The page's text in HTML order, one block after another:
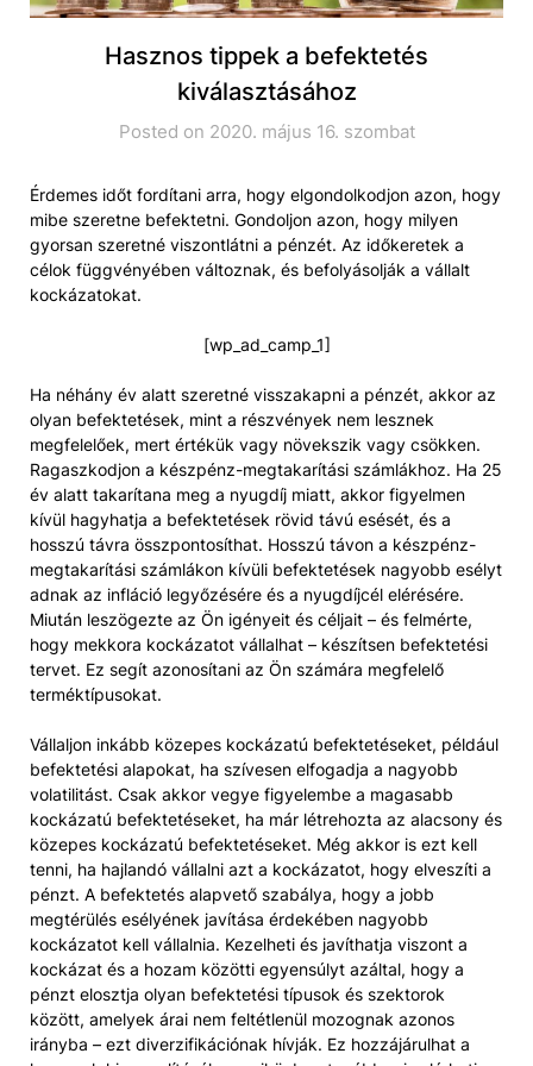
Hasznos tippek a befektetés
kiválasztásához
Posted on 2020. május 16. szombat
Érdemes időt fordítani arra, hogy elgondolkodjon azon, hogy
mibe szeretne befektetni. Gondoljon azon, hogy milyen
gyorsan szeretné viszontlátni a pénzét. Az időkeretek a
célok függvényében változnak, és befolyásolják a vállalt
kockázatokat.
[wp_ad_camp_1]
Ha néhány év alatt szeretné visszakapni a pénzét, akkor az
olyan befektetések, mint a részvények nem lesznek
megfelelőek, mert értékük vagy növekszik vagy csökken.
Ragaszkodjon a készpénz-megtakarítási számlákhoz. Ha 25
év alatt takarítana meg a nyugdíj miatt, akkor figyelmen
kívül hagyhatja a befektetések rövid távú esését, és a
hosszú távra összpontosíthat. Hosszú távon a készpénz-
megtakarítási számlákon kívüli befektetések nagyobb esélyt
adnak az infláció legyőzésére és a nyugdíjcél elérésére.
Miután leszögezte az Ön igényeit és céljait – és felmérte,
hogy mekkora kockázatot vállalhat – készítsen befektetési
tervet. Ez segít azonosítani az Ön számára megfelelő
terméktípusokat.
Vállaljon inkább közepes kockázatú befektetéseket, például
befektetési alapokat, ha szívesen elfogadja a nagyobb
volatilitást. Csak akkor vegye figyelembe a magasabb
kockázatú befektetéseket, ha már létrehozta az alacsony és
közepes kockázatú befektetéseket. Még akkor is ezt kell
tenni, ha hajlandó vállalni azt a kockázatot, hogy elveszíti a
pénzt. A befektetés alapvető szabálya, hogy a jobb
megtérülés esélyének javítása érdekében nagyobb
kockázatot kell vállalnia. Kezelheti és javíthatja viszont a
kockázat és a hozam közötti egyensúlyt azáltal, hogy a
pénzt elosztja olyan befektetési típusok és szektorok
között, amelyek árai nem feltétlenül mozognak azonos
irányba – ezt diverzifikációnak hívják. Ez hozzájárulhat a